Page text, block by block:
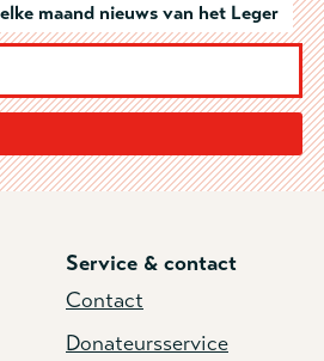
maand nieuws van het Leger
Service & contact
Contact
Donateursservice